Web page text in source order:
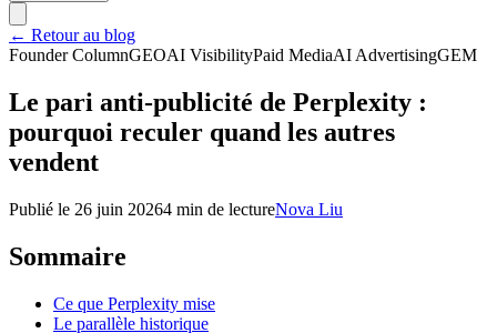
← Retour au blog
Founder ColumnGEOAI VisibilityPaid MediaAI AdvertisingGEM
Le pari anti-publicité de Perplexity :
pourquoi reculer quand les autres
vendent
Publié le 26 juin 20264 min de lectureNova Liu
Sommaire
Ce que Perplexity mise
Le parallèle historique